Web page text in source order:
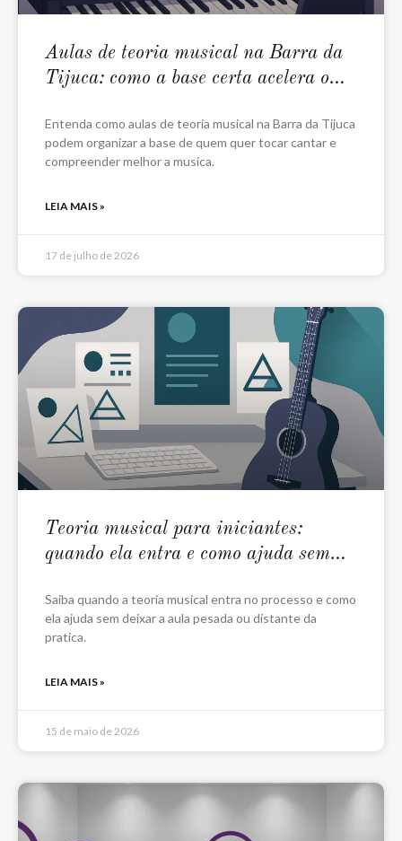
Aulas de teoria musical na Barra da
Tijuca: como a base certa acelera o
Entenda como aulas de teoria musical na Barra da Tijuca
podem organizar a base de quem quer tocar cantar e
compreender melhor a musica.
LEIA MAIS »
17 de julho de 2026
Teoria musical para iniciantes:
quando ela entra e como ajuda sem
Saiba quando a teoria musical entra no processo e como
ela ajuda sem deixar a aula pesada ou distante da
pratica.
LEIA MAIS »
15 de maio de 2026